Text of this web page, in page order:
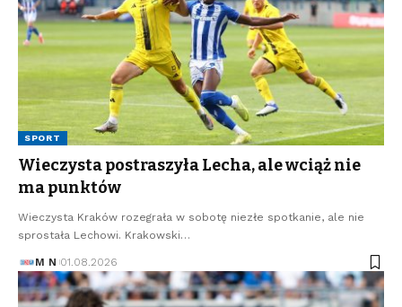
SPORT
Wieczysta postraszyła Lecha, ale wciąż nie
ma punktów
Wieczysta Kraków rozegrała w sobotę niezłe spotkanie, ale nie
sprostała Lechowi. Krakowski…
M N 01.08.2026